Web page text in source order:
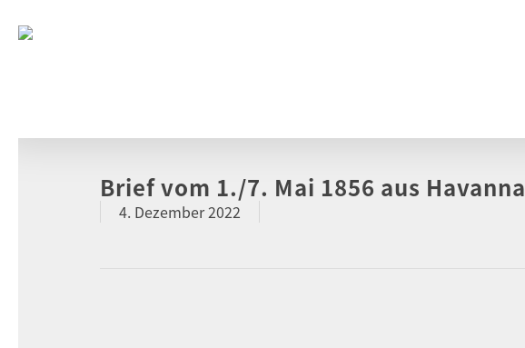
Brief vom 1./7. Mai 1856 aus Havanna
4. Dezember 2022